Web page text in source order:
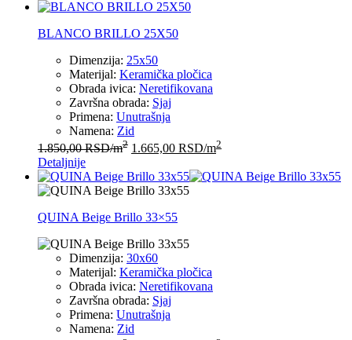
BLANCO BRILLO 25X50
Dimenzija: 25x50
Materijal: Keramička pločica
Obrada ivica: Neretifikovana
Završna obrada: Sjaj
Primena: Unutrašnja
Namena: Zid
1.850,00RSD/m2 1.665,00 RSD/m2
Detaljnije
QUINA Beige Brillo 33×55
Dimenzija: 30x60
Materijal: Keramička pločica
Obrada ivica: Neretifikovana
Završna obrada: Sjaj
Primena: Unutrašnja
Namena: Zid